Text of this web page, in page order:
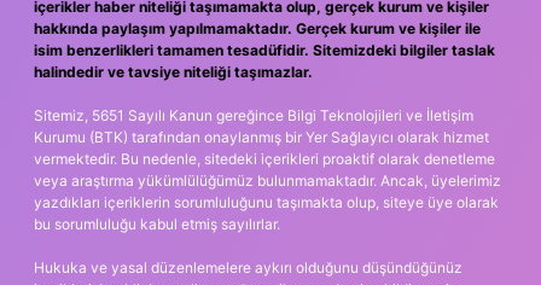
içerikler haber niteliği taşımamakta olup, gerçek kurum ve kişiler
hakkında paylaşım yapılmamaktadır. Gerçek kurum ve kişiler ile
isim benzerlikleri tamamen tesadüfidir. Sitemizdeki bilgiler taslak
halindedir ve tavsiye niteliği taşımazlar.
Sitemiz, 5651 Sayılı Kanun gereğince Bilgi Teknolojileri ve İletişim
Kurumu (BTK) tarafından onaylanmış bir Yer Sağlayıcı olarak hizmet
vermektedir. Bu nedenle, sitedeki içerikleri proaktif olarak denetleme
veya araştırma yükümlülüğümüz bulunmamaktadır. Ancak, üyelerimiz
yazdıkları içeriklerin sorumluluğunu taşımakta olup, siteye üye olarak
bu sorumluluğu kabul etmiş sayılırlar.
Hukuka ve yasal düzenlemelere aykırı olduğunu düşündüğünüz